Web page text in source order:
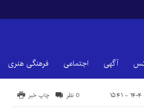
آگهی اجتماعی فرهنگی هنری
چاپ خبر 0 نظر